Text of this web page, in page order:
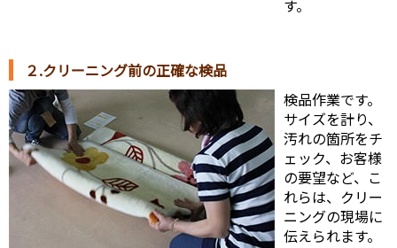
す。
２.クリーニング前の正確な検品
検品作業です。
サイズを計り、
汚れの箇所をチ
ェック、お客様
の要望など、こ
れらは、クリー
ニングの現場に
伝えられます。